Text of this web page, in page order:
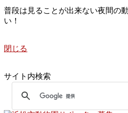
普段は見ることが出来ない夜間の
い！
閉じる
サイト内検索